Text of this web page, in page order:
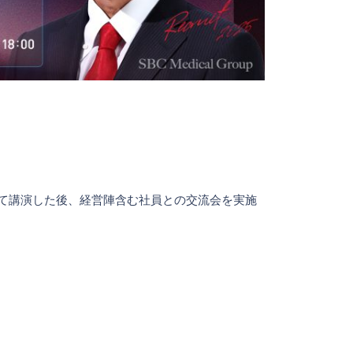
講演した後、経営陣含む社員との交流会を実施